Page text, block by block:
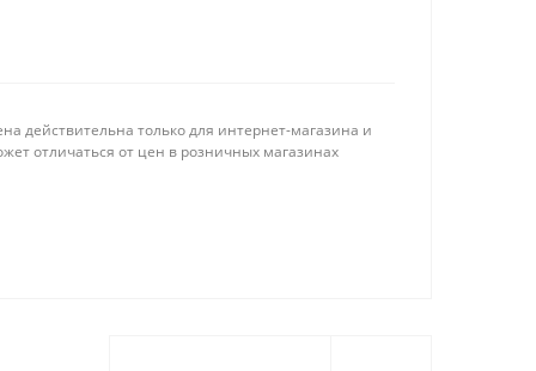
действительна только для интернет-магазина и
отличаться от цен в розничных магазинах